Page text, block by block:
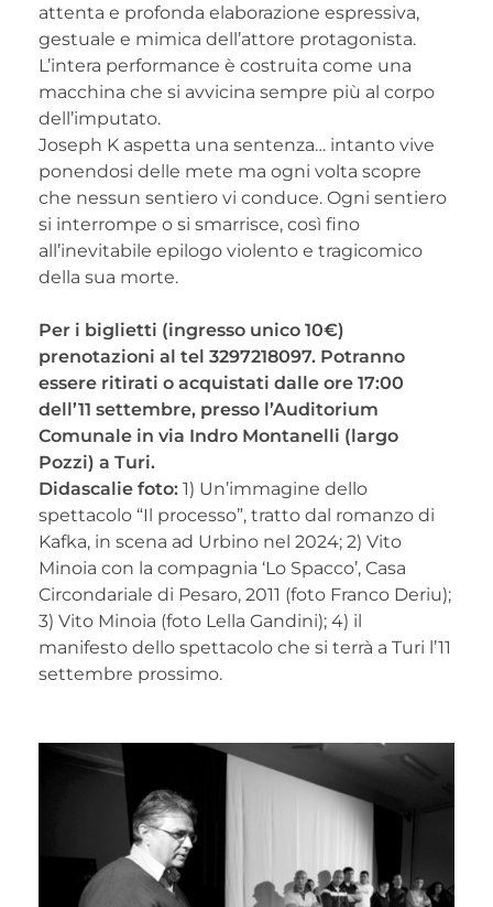
attenta e profonda elaborazione espressiva,
gestuale e mimica dell’attore protagonista.
L’intera performance è costruita come una
macchina che si avvicina sempre più al corpo
dell’imputato.
Joseph K aspetta una sentenza… intanto vive
ponendosi delle mete ma ogni volta scopre
che nessun sentiero vi conduce. Ogni sentiero
si interrompe o si smarrisce, così fino
all’inevitabile epilogo violento e tragicomico
della sua morte.
Per i biglietti (ingresso unico 10€)
prenotazioni al tel 3297218097. Potranno
essere ritirati o acquistati dalle ore 17:00
dell’11 settembre, presso l’Auditorium
Comunale in via Indro Montanelli (largo
Pozzi) a Turi.
Didascalie foto: 1) Un’immagine dello
spettacolo “Il processo”, tratto dal romanzo di
Kafka, in scena ad Urbino nel 2024; 2) Vito
Minoia con la compagnia ‘Lo Spacco’, Casa
Circondariale di Pesaro, 2011 (foto Franco Deriu);
3) Vito Minoia (foto Lella Gandini); 4) il
manifesto dello spettacolo che si terrà a Turi l’11
settembre prossimo.